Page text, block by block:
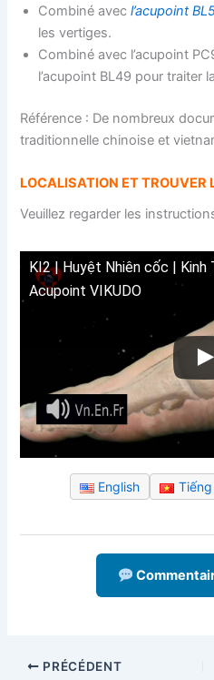
Combiné avecl’acupoint
les vertiges.
Combiné avec l’acupoint
l’acupoint BL49 pour traiter
Référence : De nombreux
traditionnelle chinoise et
LOCALISATION ET TROUVER
Veuillez regarder les
KI2 | Huyệt Nhiên cốc | Kinh
Acupoint VIKUDO
English
PRÉCÉDENT